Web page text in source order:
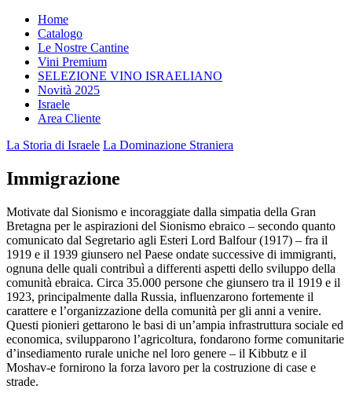
Home
Catalogo
Le Nostre Cantine
Vini Premium
SELEZIONE VINO ISRAELIANO
Novità 2025
Israele
Area Cliente
La Storia di Israele La Dominazione Straniera
Immigrazione
Motivate dal Sionismo e incoraggiate dalla simpatia della Gran
Bretagna per le aspirazioni del Sionismo ebraico – secondo quanto
comunicato dal Segretario agli Esteri Lord Balfour (1917) – fra il
1919 e il 1939 giunsero nel Paese ondate successive di immigranti,
ognuna delle quali contribuì a differenti aspetti dello sviluppo della
comunità ebraica. Circa 35.000 persone che giunsero tra il 1919 e il
1923, principalmente dalla Russia, influenzarono fortemente il
carattere e l’organizzazione della comunità per gli anni a venire.
Questi pionieri gettarono le basi di un’ampia infrastruttura sociale ed
economica, svilupparono l’agricoltura, fondarono forme comunitarie
d’insediamento rurale uniche nel loro genere – il Kibbutz e il
Moshav-e fornirono la forza lavoro per la costruzione di case e
strade.